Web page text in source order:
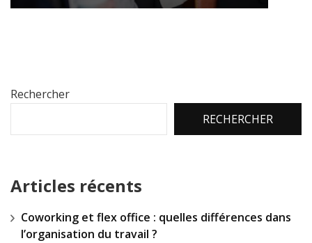
Rechercher
RECHERCHER
Articles récents
Coworking et flex office : quelles différences dans
l’organisation du travail ?